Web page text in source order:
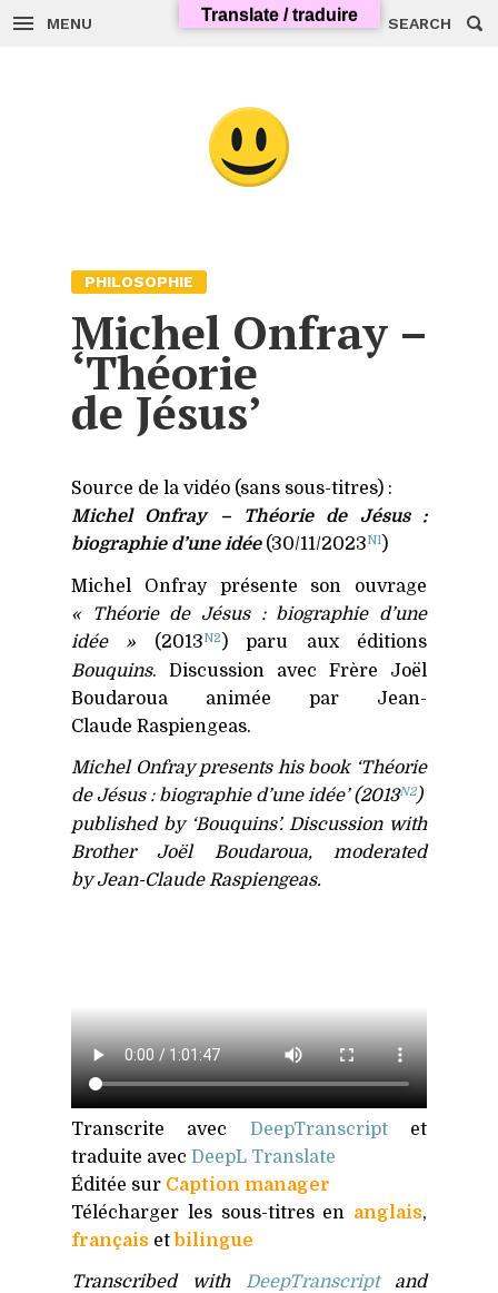
to
MENU SEARCH
PHILOSOPHIE
Michel Onfray –
‘Théorie
de Jésus’
Source de la vidéo (sans sous-titres) :
Michel Onfray – Théorie de Jésus :
biographie d’une idée(30/11/2023N1)
Michel Onfray présente son ouvrage
« Théorie de Jésus : biographie d’une
idée » (2013N2 ) paru aux éditions
Bouquins. Discussion avec Frère Joël
Boudaroua animée par Jean-
Claude Raspiengeas.
Michel Onfray presents his book ‘Théorie
de Jésus : biographie d’une idée’ (2013N2)
published by ‘Bouquins’. Discussion with
Brother Joël Boudaroua, moderated
by Jean-Claude Raspiengeas.
Transcrite avec DeepTranscriptet
traduite avec DeepL Translate
Éditée sur Caption manager
Télécharger les sous-titres en anglais,
français et bilingue
Transcribed with DeepTranscriptand
Translate / traduire